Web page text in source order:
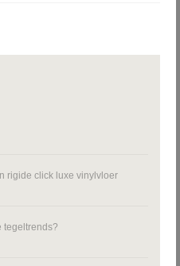
rigide click luxe vinylvloer
tegeltrends?